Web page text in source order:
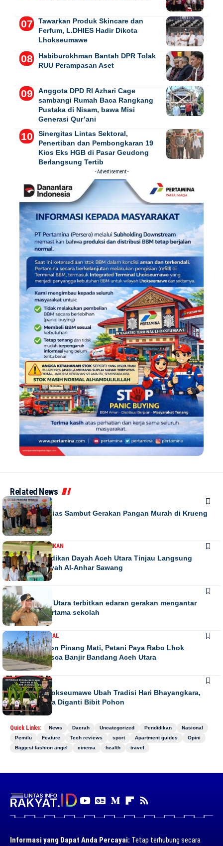
Tawarkan Produk Skincare dan
Ferfum, L.DHIES Hadir Dikota
Lhokseumawe
Habiburokhman Bantah DPR Tolak
RUU Perampasan Aset
Anggota DPD RI Azhari Cage
sambangi Rumah Baca Rangkang
Pustaka di Nisam, bawa Misi
Generasi Qur’ani
Sinergitas Lintas Sektoral,
Penertiban dan Pembongkaran 19
Kios Eks HGB di Pasar Geudong
Berlangsung Tertib
- Advertisement -
Related News
DAERAH
Warga Antusias Sambut Gerakan Pangan Murah di Krueng
Barona Jaya
DAERAHPENDIDIKAN
Kadis Pendidikan Dayah Aceh Utara Tinjau Langsung
Relokasi Dayah Al-Anhar Sawang
DAERAH
Bupati Aceh Utara terbitkan edaran gerakan mengantar
anak hari pertama sekolah
DAERAHNASIONAL
Ribuan Pohon Pinang Mati, Petani Paya Rabo Lhok
Terpuruk Pasca Banjir Bandang Aceh Utara
DAERAHNEWS
Kapolres Lhokseumawe Ubah Tradisi Hari Bhayangkara,
Papan Bunga Diganti Bibit Pohon
Quick Links: News Daerah Uncategorized Pendidikan
Nasional
Pemilu
Feature Tech reviews sport Apartment guides
Opini
Biggest fashion angel
cinema health travel
Informasi yang Dapat Anda Percayai: Tetap terhubung secara